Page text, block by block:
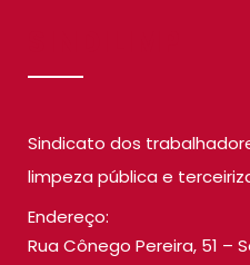
Sindicato dos
limpeza pública e
Endereço:
Rua Cônego Pereira, 51 –